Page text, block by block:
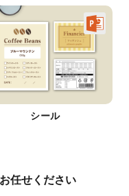
シール
任せください